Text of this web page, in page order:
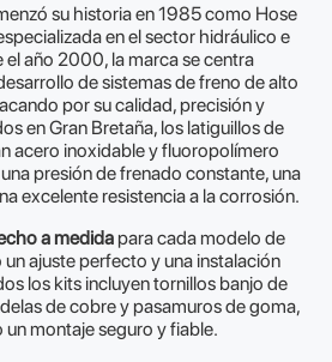
su historia en 1985 como Hose
en el sector hidráulico e
el año 2000, la marca se centra
de sistemas de freno de alto
por su calidad, precisión y
en Gran Bretaña, los latiguillos de
acero inoxidable y fluoropolímero
presión de frenado constante, una
excelente resistencia a la corrosión.
a medidapara cada modelo de
ajuste perfecto y una instalación
los kits incluyen tornillos banjo de
de cobre y pasamuros de goma,
un montaje seguro y fiable.